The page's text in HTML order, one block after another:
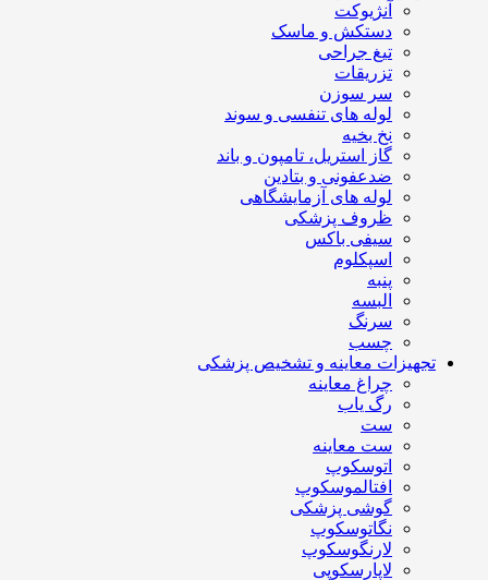
آنژیوکت
دستکش و ماسک
تیغ جراحی
تزریقات
سر سوزن
لوله های تنفسی و سوند
نخ بخیه
گاز استریل، تامپون و باند
ضدعفونی و بتادین
لوله های آزمایشگاهی
ظروف پزشکی
سیفی باکس
اسپکلوم
پنبه
البسه
سرنگ
چسب
تجهیزات معاینه و تشخیص پزشکی
چراغ معاینه
رگ یاب
ست
ست معاینه
اتوسکوپ
افتالموسکوپ
گوشی پزشکی
نگاتوسکوپ
لارنگوسکوپ
لاپارسکوپی